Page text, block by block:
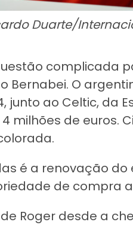
Duarte/
complicada
Bernabei. O
junto ao Celtic, da
milhões de euros.
é a renovação
de compra
Roger desde a